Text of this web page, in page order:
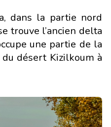
dans la partie nord
trouve l’ancien delta
une partie de la
désert Kizilkoum à